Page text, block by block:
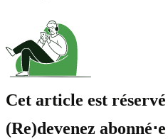
Cet article est réservé
(Re)devenez